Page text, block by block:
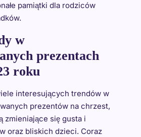
pamiątki dla rodziców
w
prezentach
roku
interesujących trendów w
prezentów na chrzest,
zmieniające się gusta i
oraz bliskich dzieci. Coraz